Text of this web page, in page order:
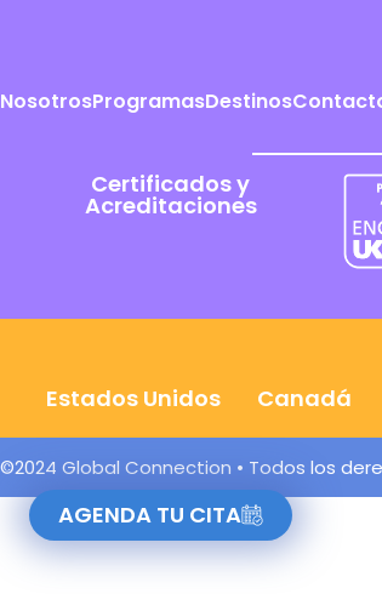
AGENDA TU CITA
NosotrosProgramasDestinos
Certificados y
Acreditaciones
Estados Unidos Canadá
©2024 Global Connection • Todos los